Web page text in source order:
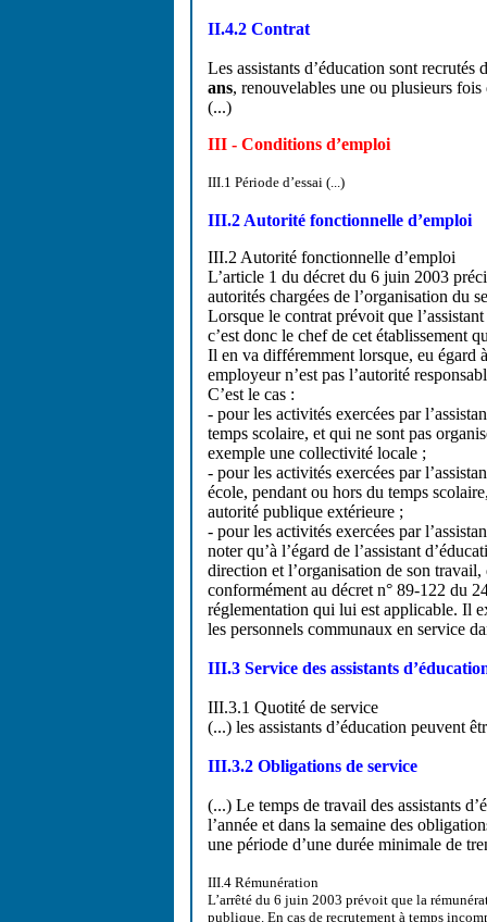
II.4.2 Contrat
Les assistants d’éducation sont
ans, renouvelables une ou plusieurs
(...)
III - Conditions d’emploi
III.1 Période d’essai (...)
III.2 Autorité fonctionnelle d’emploi
III.2 Autorité fonctionnelle d’emploi
L’article 1 du décret du 6 juin 2003
autorités chargées de l’organisation du
Lorsque le contrat prévoit que
c’est donc le chef de cet établissement
Il en va différemment lorsque, eu égard
employeur n’est pas l’autorité
C’est le cas :
- pour les activités exercées par
temps scolaire, et qui ne sont pas
exemple une collectivité locale ;
- pour les activités exercées par
école, pendant ou hors du temps
autorité publique extérieure ;
- pour les activités exercées par
noter qu’à l’égard de l’assistant
direction et l’organisation de son
conformément au décret n° 89-122 du
réglementation qui lui est applicable. Il
les personnels communaux en service
III.3 Service des assistants
III.3.1 Quotité de service
(...) les assistants d’éducation peuvent
III.3.2 Obligations de service
(...) Le temps de travail des assistants
l’année et dans la semaine des
une période d’une durée minimale de
III.4 Rémunération
L’arrêté du 6 juin 2003 prévoit que la
publique. En cas de recrutement à temps